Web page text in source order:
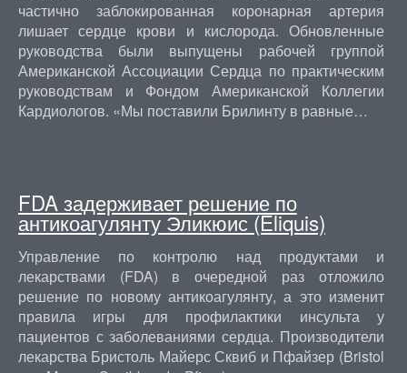
частично заблокированная коронарная артерия
лишает сердце крови и кислорода. Обновленные
руководства были выпущены рабочей группой
Американской Ассоциации Сердца по практическим
руководствам и Фондом Американской Коллегии
Кардиологов. «Мы поставили Брилинту в равные…
FDA задерживает решение по
антикоагулянту Эликюис (Eliquis)
Управление по контролю над продуктами и
лекарствами (FDA) в очередной раз отложило
решение по новому антикоагулянту, а это изменит
правила игры для профилактики инсульта у
пациентов с заболеваниями сердца. Производители
лекарства Бристоль Майерс Сквиб и Пфайзер (Bristol